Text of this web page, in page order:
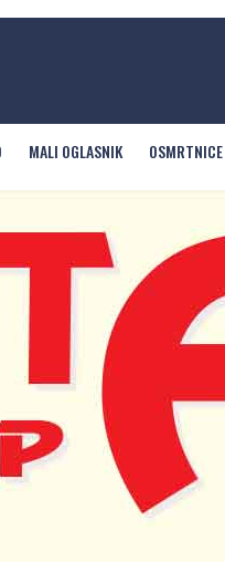
MALI OGLASNIK OSMRTNICE